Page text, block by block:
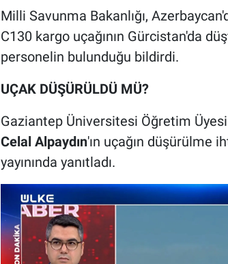
Milli Savunma Bakanlığı,
C130 kargo uçağının Gürcistan'da
personelin bulunduğu bildirdi.
UÇAK DÜŞÜRÜLDÜ MÜ?
Gaziantep Üniversitesi Öğretim
Celal Alpaydın'ın uçağın düşürülme
yayınında yanıtladı.